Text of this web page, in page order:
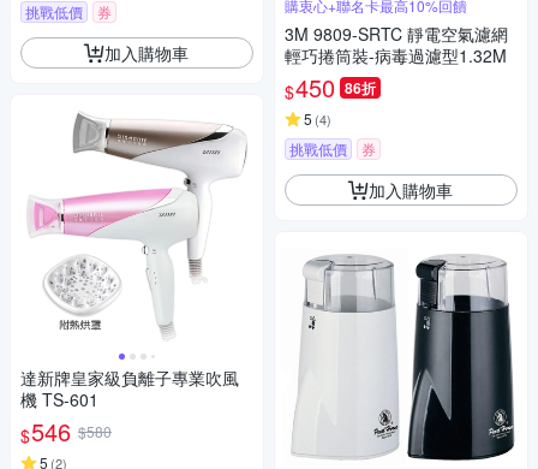
挑戰低價 券
加入購物車
達新牌皇家級負離子專業吹風
機 TS-601
$546 $580
5 (2)
購衷心+聯名卡最高10%回饋
3M 9809-SRTC 靜電空氣濾網
輕巧捲筒裝-病毒過濾型1.32M
$450 86折
5 (4)
挑戰低價 券
加入購物車